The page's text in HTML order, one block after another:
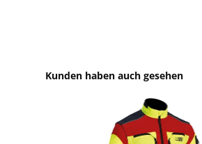
Produktgalerie überspringen
Kunden haben auch gesehen